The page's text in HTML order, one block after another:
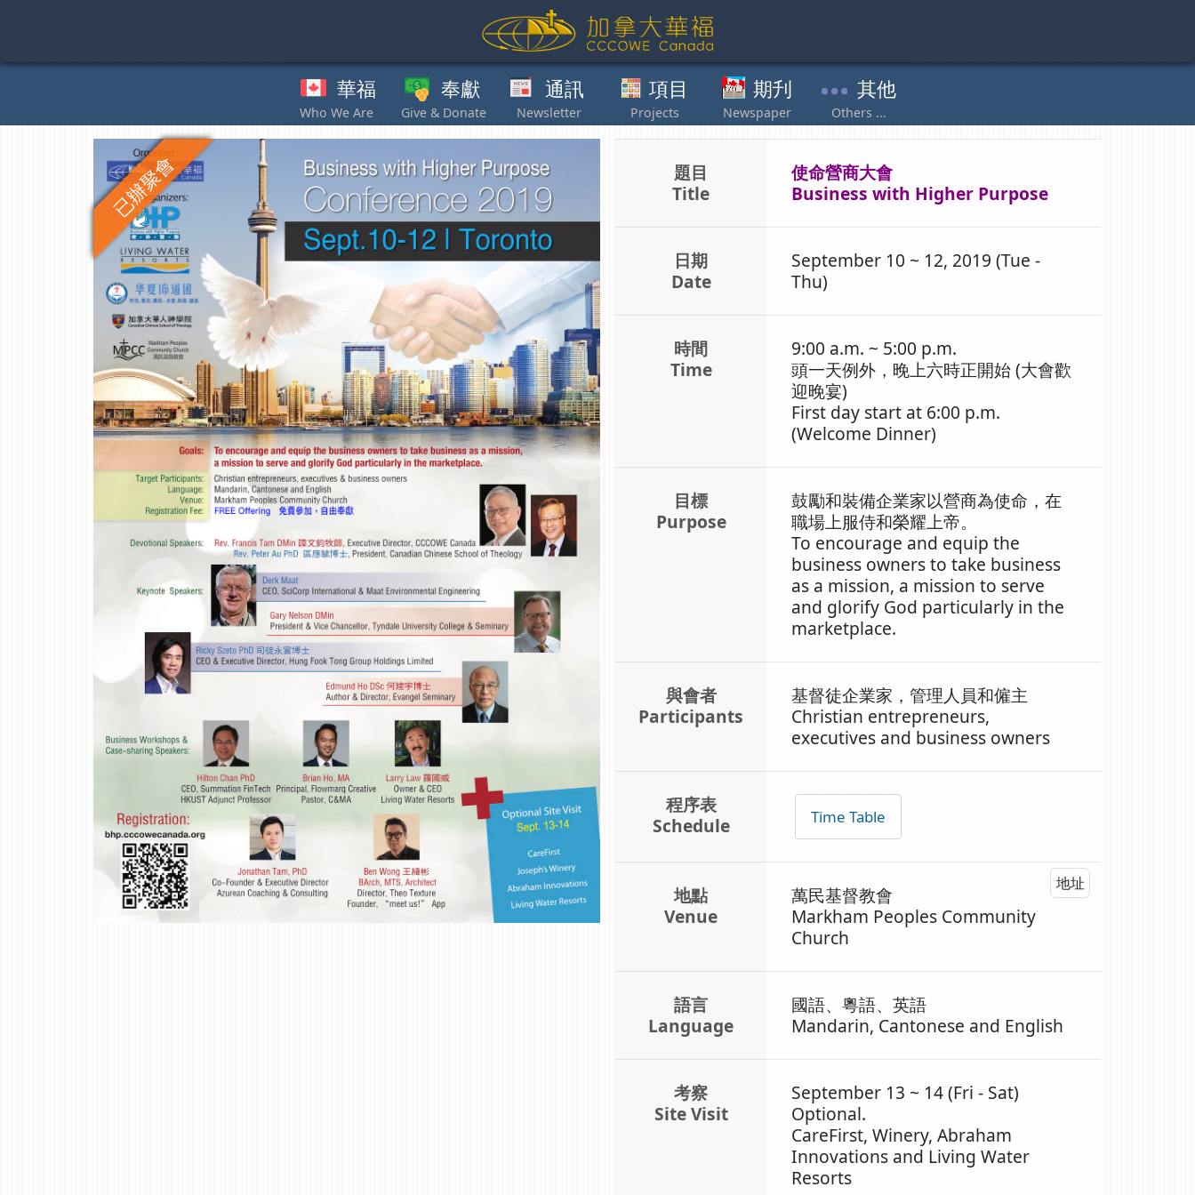
content
華福 奉獻 通訊 項目 期刋 其他
題目
Title
使命營商大會
Business with Higher Purpose
日期
Date
September 10 ~ 12, 2019 (Tue -
Thu)
時間
Time
9:00 a.m. ~ 5:00 p.m.
頭一天例外，晚上六時正開始 (大會歡
迎晚宴)
First day start at 6:00 p.m.
(Welcome Dinner)
目標
Purpose
鼓勵和裝備企業家以營商為使命，在
職場上服侍和榮耀上帝。
To encourage and equip the
business owners to take business
as a mission, a mission to serve
and glorify God particularly in the
marketplace.
與會者
Participants
基督徒企業家，管理人員和僱主
Christian entrepreneurs,
executives and business owners
程序表
Schedule
Time Table
地點
Venue
萬民基督教會
Markham Peoples Community
Church
地址
語言
Language
國語、粵語、英語
Mandarin, Cantonese and English
考察
Site Visit
September 13 ~ 14 (Fri - Sat)
Optional.
CareFirst, Winery, Abraham
Innovations and Living Water
Resorts